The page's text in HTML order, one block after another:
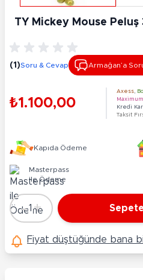
TY Mickey Mouse Peluş
(1)Soru & Cevap Armağan’a
₺1.100,00
Axess
Maximum
Kredi
Taksit
Kapıda Ödeme
Masterpass
ile Ödeme
Adet
-1 +
Fiyat düştüğünde bana